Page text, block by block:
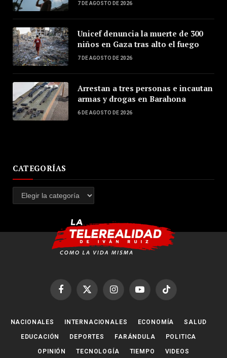
7 DE AGOSTO DE 2026
Unicef denuncia la muerte de 300
niños en Gaza tras alto el fuego
7 DE AGOSTO DE 2026
Arrestan a tres personas e incautan
armas y drogas en Barahona
6 DE AGOSTO DE 2026
CATEGORÍAS
Categorías
FacebookX
(Twitter)
InstagramYouTubeTikTok
NACIONALES INTERNACIONALES ECONOMÍA SALUD
EDUCACIÓN DEPORTES FARÁNDULA POLITICA
OPINIÓN TECNOLOGÍA TIEMPO VIDEOS